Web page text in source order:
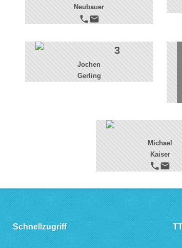
Neubauer
phoneemail
3
Jochen
Gerling
Michael
Kaiser
phoneemail
Schnellzugriff